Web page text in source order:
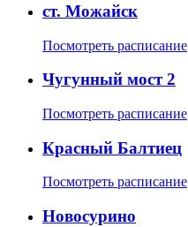
ст. Можайск
Посмотреть расписание
Чугунный мост 2
Посмотреть расписание
Красный Балтиец
Посмотреть расписание
Новосурино